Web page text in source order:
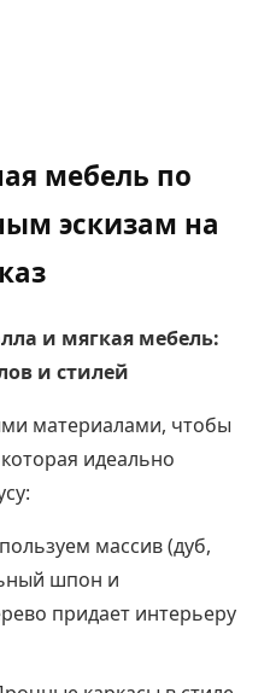
мебель по
эскизам на
и мягкая мебель:
и стилей
материалами, чтобы
идеально
массив (дуб,
шпон и
придает интерьеру